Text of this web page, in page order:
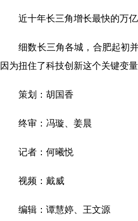
近十年长三角增长最快的万亿
细数长三角各城，合肥起初并
因为扭住了科技创新这个关键变
策划：胡国香
终审：冯璇、姜晨
记者：何曦悦
视频：戴威
编辑：谭慧婷、王文源